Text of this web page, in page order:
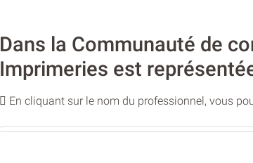
Dans la Communauté de
Imprimeries est
En cliquant sur le nom du professionnel, vous